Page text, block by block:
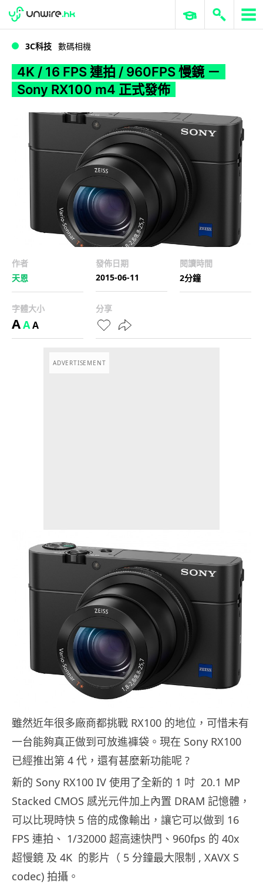
WWDC 2026 ERP 與商業 AI
3C科技 數碼相機
4K / 16 FPS 連拍 / 960FPS 慢鏡 －
Sony RX100 m4 正式發佈
作者
天恩
發佈日期
2015-06-11
閱讀時間
2分鐘
字體大小
AAA
分享
ADVERTISEMENT
雖然近年很多廠商都挑戰 RX100 的地位，可惜未有
一台能夠真正做到可放進褲袋。現在 Sony RX100
已經推出第 4 代，還有甚麼新功能呢 ?
新的 Sony RX100 IV 使用了全新的 1 吋 20.1 MP
Stacked CMOS 感光元件加上內置 DRAM 記憶體，
可以比現時快 5 倍的成像輸出，讓它可以做到 16
FPS 連拍、 1/32000 超高速快門、960fps 的 40x
超慢鏡 及 4K 的影片（ 5 分鐘最大限制 , XAVX S
codec) 拍攝。